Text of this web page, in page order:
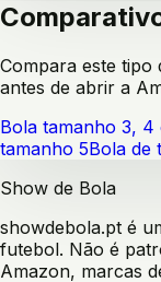
Compara este
antes de abrir a
Bola tamanho 3,
tamanho 5Bola de
Show de Bola
showdebola.pt é
futebol. Não é
Amazon, marcas